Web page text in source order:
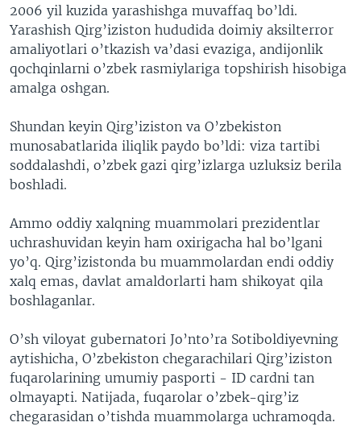
2006 yil kuzida yarashishga muvaffaq bo’ldi.
Yarashish Qirg’iziston hududida doimiy aksilterror
amaliyotlari o’tkazish va’dasi evaziga, andijonlik
qochqinlarni o’zbek rasmiylariga topshirish hisobiga
amalga oshgan.
Shundan keyin Qirg’iziston va O’zbekiston
munosabatlarida iliqlik paydo bo’ldi: viza tartibi
soddalashdi, o’zbek gazi qirg’izlarga uzluksiz berila
boshladi.
Ammo oddiy xalqning muammolari prezidentlar
uchrashuvidan keyin ham oxirigacha hal bo’lgani
yo’q. Qirg’izistonda bu muammolardan endi oddiy
xalq emas, davlat amaldorlarti ham shikoyat qila
boshlaganlar.
O’sh viloyat gubernatori Jo’nto’ra Sotiboldiyevning
aytishicha, O’zbekiston chegarachilari Qirg’iziston
fuqarolarining umumiy pasporti - ID cardni tan
olmayapti. Natijada, fuqarolar o’zbek-qirg’iz
chegarasidan o’tishda muammolarga uchramoqda.